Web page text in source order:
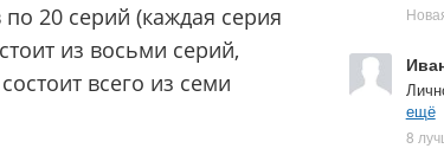
ещё
20 серий (каждая серия
из восьми серий,
всего из семи